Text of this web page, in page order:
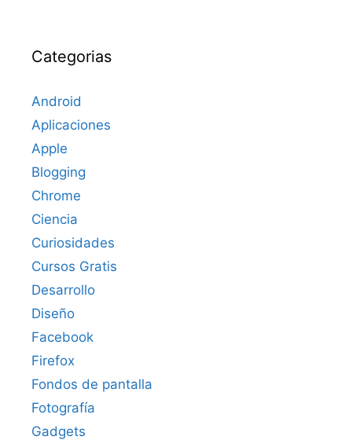
Categorias
Android
Aplicaciones
Apple
Blogging
Chrome
Ciencia
Curiosidades
Cursos Gratis
Desarrollo
Diseño
Facebook
Firefox
Fondos de pantalla
Fotografía
Gadgets